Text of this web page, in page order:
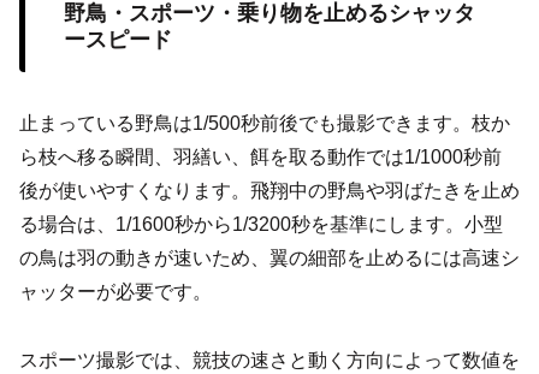
野鳥・スポーツ・乗り物を止めるシャッタ
ースピード
止まっている野鳥は1/500秒前後でも撮影できます。枝か
ら枝へ移る瞬間、羽繕い、餌を取る動作では1/1000秒前
後が使いやすくなります。飛翔中の野鳥や羽ばたきを止め
る場合は、1/1600秒から1/3200秒を基準にします。小型
の鳥は羽の動きが速いため、翼の細部を止めるには高速シ
ャッターが必要です。
スポーツ撮影では、競技の速さと動く方向によって数値を